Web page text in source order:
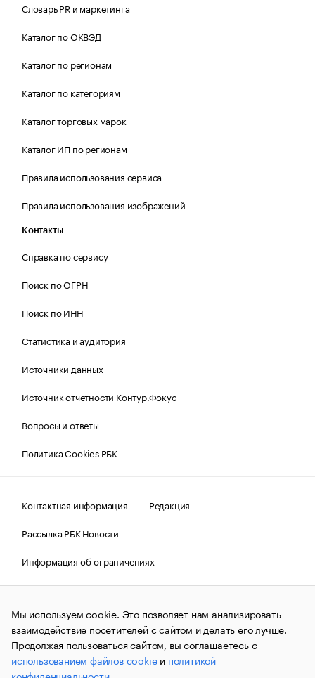
Словарь PR и маркетинга
Каталог по ОКВЭД
Каталог по регионам
Каталог по категориям
Каталог торговых марок
Каталог ИП по регионам
Правила использования сервиса
Правила использования изображений
Контакты
Справка по сервису
Поиск по ОГРН
Поиск по ИНН
Статистика и аудитория
Источники данных
Источник отчетности Контур.Фокус
Вопросы и ответы
Политика Cookies РБК
Контактная информация
Редакция
Рассылка РБК Новости
Информация об ограничениях
Правовая информация
О соблюдении авторских прав
© АО «РОСБИЗНЕСКОНСАЛТИНГ»,1995–2026.Сообщения
и материалы информационного агентства «РБК»
(зарегистрировано Федеральной службой по надзору в сфере
связи, информационных технологий и массовых
коммуникаций (Роскомнадзор) 09.12.2015 за номером ИА
№ФС77-63848) сопровождаются пометкой «РБК». Отдельные
Мы используем cookie. Это позволяет нам анализировать
взаимодействие посетителей с сайтом и делать его лучше.
Продолжая пользоваться сайтом, вы соглашаетесь с
использованием файлов cookieи политикой